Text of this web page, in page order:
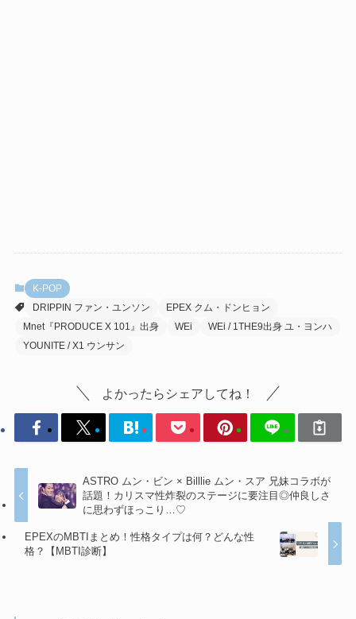
K-POP
DRIPPIN ファン・ユンソン
EPEX クム・ドンヒョン
Mnet『PRODUCE X 101』出身
WEi
WEi / 1THE9出身 ユ・ヨンハ
YOUNITE / X1 ウンサン
よかったらシェアしてね！
ASTRO ムン・ビン × Billlie ムン・スア 兄妹コラボが
話題！カリスマ性炸裂のステージに要注目◎仲良しさ
に思わずほっこり…♡
EPEXのMBTIまとめ！性格タイプは何？どんな性
格？【MBTI診断】